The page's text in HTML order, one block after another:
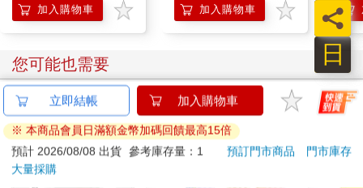
加入購物車 加入購物車
您可能也需要
立即結帳 加入購物車
※ 本商品會員日滿額金幣加碼回饋最高15倍
預計 2026/08/08 出貨 參考庫存量：1 預訂門市商品
門市庫存
大量採購
日
員